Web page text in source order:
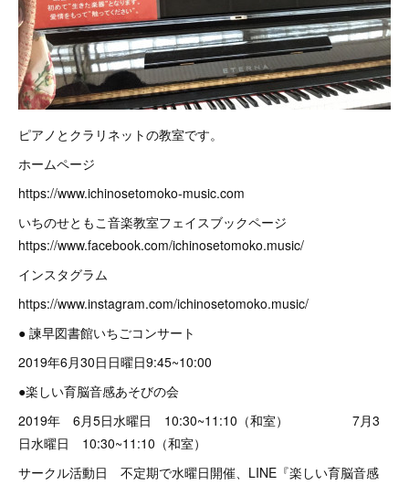
ピアノとクラリネットの教室です。
ホームページ
https://www.ichinosetomoko-music.com
いちのせともこ音楽教室フェイスブックページ
https://www.facebook.com/ichinosetomoko.music/
インスタグラム
https://www.instagram.com/ichinosetomoko.music/
● 諫早図書館いちごコンサート
2019年6月30日日曜日9:45~10:00
●楽しい育脳音感あそびの会
2019年 6月5日水曜日 10:30~11:10（和室） 7月3
日水曜日 10:30~11:10（和室）
サークル活動日 不定期で水曜日開催、LINE『楽しい育脳音感